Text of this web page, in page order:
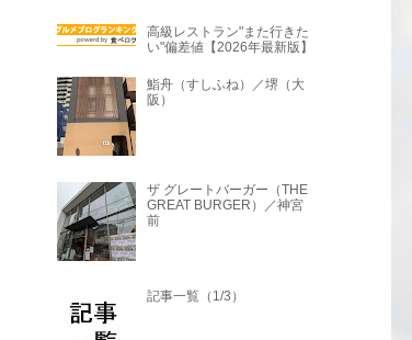
高級レストラン"また行きた
い"偏差値【2026年最新版】
鮨舟（すしふね）／堺（大
阪）
ザ グレートバーガー（THE
GREAT BURGER）／神宮
前
記事一覧（1/3）